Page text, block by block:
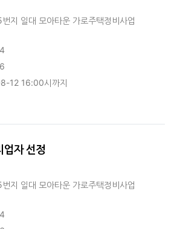
지 일대 모아타운 가로주택정비사업
12 16:00시까지
업자 선정
지 일대 모아타운 가로주택정비사업